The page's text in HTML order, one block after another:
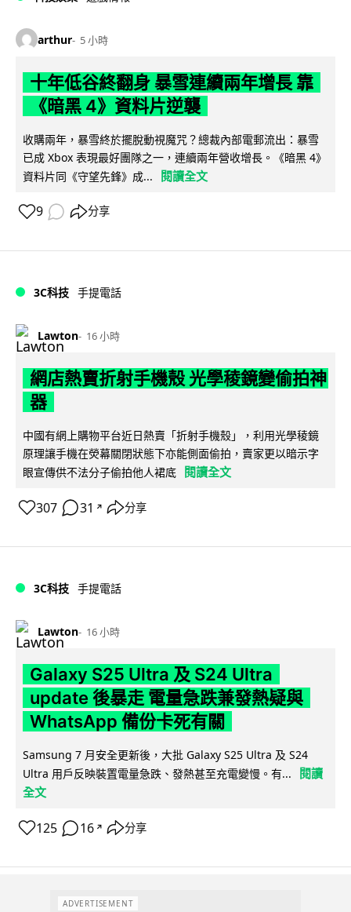
arthur 5 小時
十年低谷終翻身 暴雪連續兩年增長 靠
《暗黑 4》資料片逆襲
收購兩年，暴雪終於擺脫動視魔咒？總裁內部電郵流出：暴雪
已成 Xbox 表現最好團隊之一，連續兩年營收增長。《暗黑 4》
資料片同《守望先鋒》成...
閱讀全文
9 分享
3C科技 手提電話
Lawton 16 小時
網店熱賣折射手機殼 光學稜鏡變偷拍神
器
中國有網上購物平台近日熱賣「折射手機殼」，利用光學稜鏡
原理讓手機在熒幕關閉狀態下亦能側面偷拍，賣家更以暗示字
眼宣傳供不法分子偷拍他人裙底
閱讀全文
307 31 ↗ 分享
3C科技 手提電話
Lawton 16 小時
Galaxy S25 Ultra 及 S24 Ultra
update 後暴走 電量急跌兼發熱疑與
WhatsApp 備份卡死有關
Samsung 7 月安全更新後，大批 Galaxy S25 Ultra 及 S24
Ultra 用戶反映裝置電量急跌、發熱甚至充電變慢。有...
閱讀
全文
125 16 ↗ 分享
ADVERTISEMENT